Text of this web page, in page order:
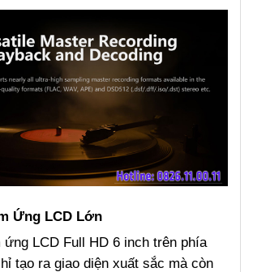
Ứng LCD Lớn
ứng LCD Full HD 6 inch trên phía
tạo ra giao diện xuất sắc mà còn